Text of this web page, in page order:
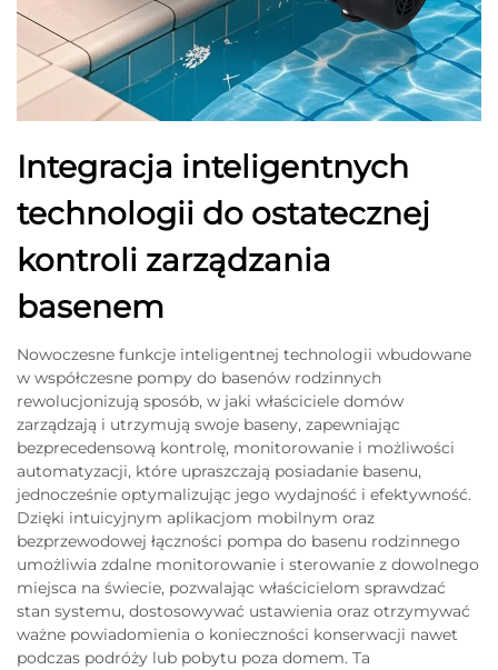
Integracja inteligentnych
technologii do ostatecznej
kontroli zarządzania
basenem
Nowoczesne funkcje inteligentnej technologii wbudowane
w współczesne pompy do basenów rodzinnych
rewolucjonizują sposób, w jaki właściciele domów
zarządzają i utrzymują swoje baseny, zapewniając
bezprecedensową kontrolę, monitorowanie i możliwości
automatyzacji, które upraszczają posiadanie basenu,
jednocześnie optymalizując jego wydajność i efektywność.
Dzięki intuicyjnym aplikacjom mobilnym oraz
bezprzewodowej łączności pompa do basenu rodzinnego
umożliwia zdalne monitorowanie i sterowanie z dowolnego
miejsca na świecie, pozwalając właścicielom sprawdzać
stan systemu, dostosowywać ustawienia oraz otrzymywać
ważne powiadomienia o konieczności konserwacji nawet
podczas podróży lub pobytu poza domem. Ta